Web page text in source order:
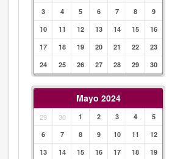
3
4 5 6 7 8
9
10
11 12 13 14 15
16
17
18 19 20 21 22
23
24
25 26 27 28 29 30
Mayo 2024
29 30 1 2 3 4
5
6
7 8 9 10 11
12
13
14 15 16 17 18
19